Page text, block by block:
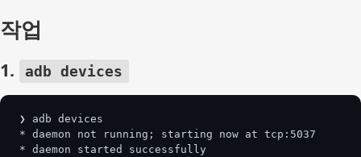
작업
1. adb devices
❯ adb devices
* daemon not running; starting now at tcp:5037
* daemon started successfully